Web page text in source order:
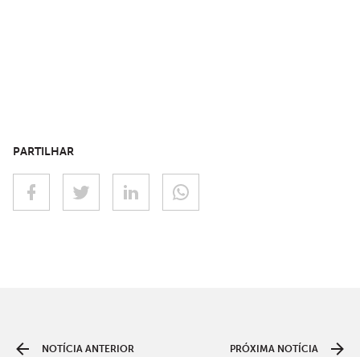
PARTILHAR
NOTÍCIA ANTERIOR
PRÓXIMA NOTÍCIA